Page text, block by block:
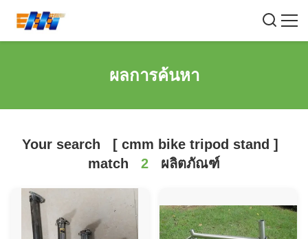
ผลการค้นหา
Your search [ cmm bike tripod stand ]
match 2 ผลิตภัณฑ์